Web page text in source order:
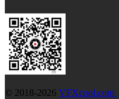
© 2018-2026 VFXcool.com